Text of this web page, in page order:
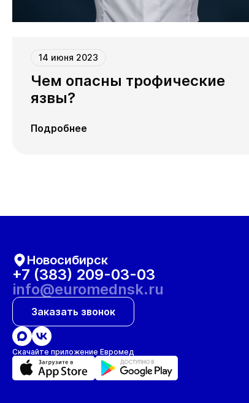
14 июня 2023
Чем опасны трофические
язвы?
Подробнее
Новосибирск
+7 (383) 209-03-03
info@euromednsk.ru
Заказать звонок
Скачайте приложение Евромед